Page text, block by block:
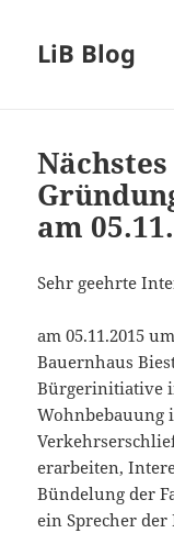
LiB Blog
am
Sehr geehrte
am 05.11.2015
Bauernhaus
Bürgerinitiative
Wohnbebauung
erarbeiten,
Bündelung der
ein Sprecher